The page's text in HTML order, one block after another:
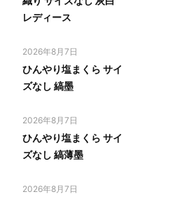
レディース
2026年8月7日
ひんやり塩まくら サイ
ズなし 縞墨
2026年8月7日
ひんやり塩まくら サイ
ズなし 縞薄墨
2026年8月7日